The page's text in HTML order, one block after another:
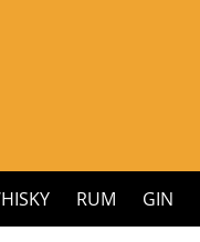
RUM GIN